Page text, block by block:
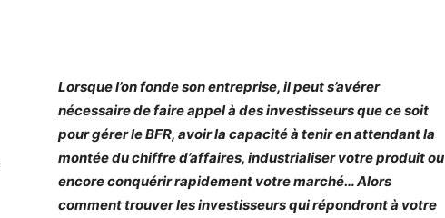
Lorsque l’on fonde son entreprise, il peut s’avérer
nécessaire de faire appel à des investisseurs que ce soit
pour gérer le BFR, avoir la capacité à tenir en attendant la
montée du chiffre d’affaires, industrialiser votre produit ou
encore conquérir rapidement votre marché… Alors
comment trouver les investisseurs qui répondront à votre